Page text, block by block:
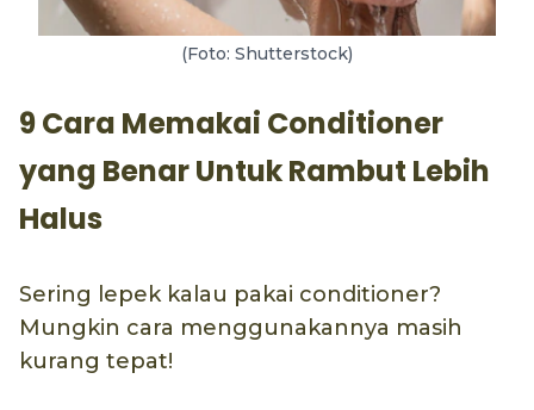
(Foto: Shutterstock)
9 Cara Memakai Conditioner
yang Benar Untuk Rambut Lebih
Halus
Sering lepek kalau pakai conditioner?
Mungkin cara menggunakannya masih
kurang tepat!